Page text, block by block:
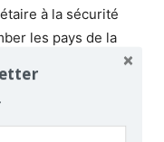
à la sécurité
les pays de la
Cuba et le
ne saurait
États-Unis pour